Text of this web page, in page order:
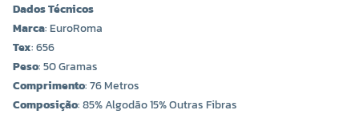
Dados Técnicos
Marca: EuroRoma
Tex: 656
Peso: 50 Gramas
Comprimento: 76 Metros
Composição: 85% Algodão 15% Outras Fibras